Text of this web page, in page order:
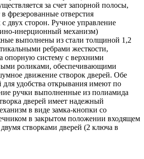
за счет запорной полосы,
в фрезерованные отверстия
двух сторон. Ручное управление
инерционный механизм)
выполнены из стали толщиной 1,2
ребрами жесткости,
опорную систему с верхними
роликами, обеспечивающими
движение створок дверей. Обе
для удобства открывания имеют по
ручки выполненные из полиамида
дверей имеет надежный
в виде замка-кнопки со
в закрытом положении входящем
створками дверей (2 ключа в